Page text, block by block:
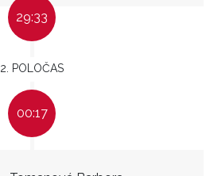
29:33
2. POLOČAS
00:17